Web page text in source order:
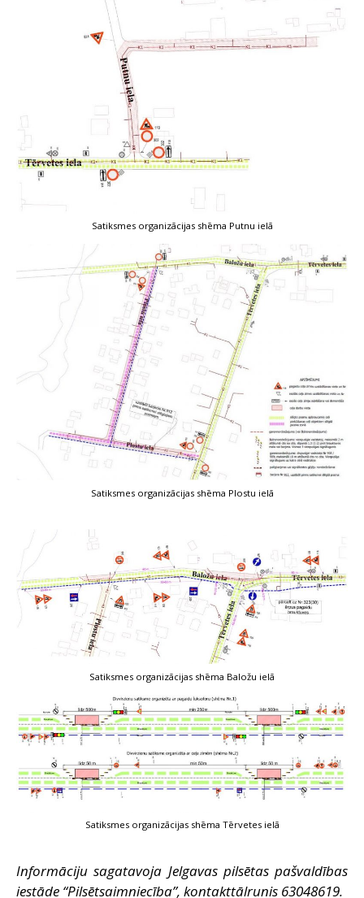
Satiksmes organizācijas shēma Putnu ielā
Satiksmes organizācijas shēma Plostu ielā
Satiksmes organizācijas shēma Baložu ielā
Satiksmes organizācijas shēma Tērvetes ielā
Informāciju sagatavoja Jelgavas pilsētas pašvaldības
iestāde “Pilsētsaimniecība”, kontakttālrunis 63048619.